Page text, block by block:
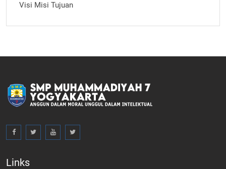
Visi Misi Tujuan
Links